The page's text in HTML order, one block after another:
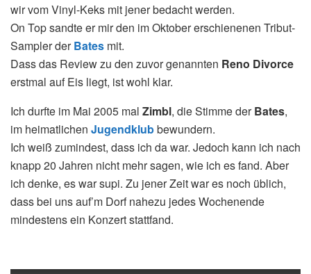
wir vom Vinyl-Keks mit jener bedacht werden.
On Top sandte er mir den im Oktober erschienenen Tribut-
Sampler derBates mit.
Dass das Review zu den zuvor genannten Reno Divorce
erstmal auf Eis liegt, ist wohl klar.
Ich durfte im Mai 2005 mal Zimbl, die Stimme derBates,
im heimatlichen Jugendklubbewundern.
Ich weiß zumindest, dass ich da war. Jedoch kann ich nach
knapp 20 Jahren nicht mehr sagen, wie ich es fand. Aber
ich denke, es war supi. Zu jener Zeit war es noch üblich,
dass bei uns auf’m Dorf nahezu jedes Wochenende
mindestens ein Konzert stattfand.